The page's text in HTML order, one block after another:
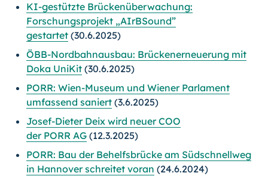
KI-gestützte Brückenüberwachung:
Forschungsprojekt „AIrBSound”
gestartet (30.6.2025)
ÖBB-Nordbahnausbau: Brückenerneuerung mit
Doka UniKit (30.6.2025)
PORR: Wien-Museum und Wiener Parlament
umfassend saniert (3.6.2025)
Josef-Dieter Deix wird neuer COO
der PORR AG (12.3.2025)
PORR: Bau der Behelfsbrücke am Südschnellweg
in Hannover schreitet voran (24.6.2024)